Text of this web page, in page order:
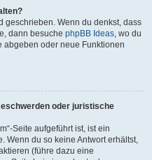
geschrieben. Wenn du denkst, dass
dann besuche phpBB Ideas, wo du
abgeben oder neue Funktionen
oder juristische
Seite aufgeführt ist, ist ein
Wenn du so keine Antwort erhältst,
(führe dazu eine